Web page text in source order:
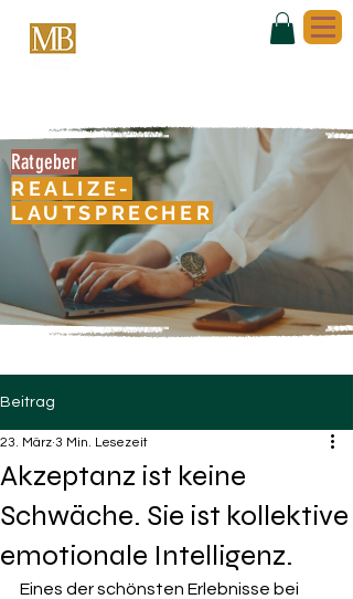
Ratgeber
REALIZE-
LAUTSPRECHER
Beitrag
Akzeptanz ist keine
Schwäche. Sie ist kollektive
emotionale Intelligenz.
23. März 3 Min. Lesezeit
Eines der schönsten Erlebnisse bei